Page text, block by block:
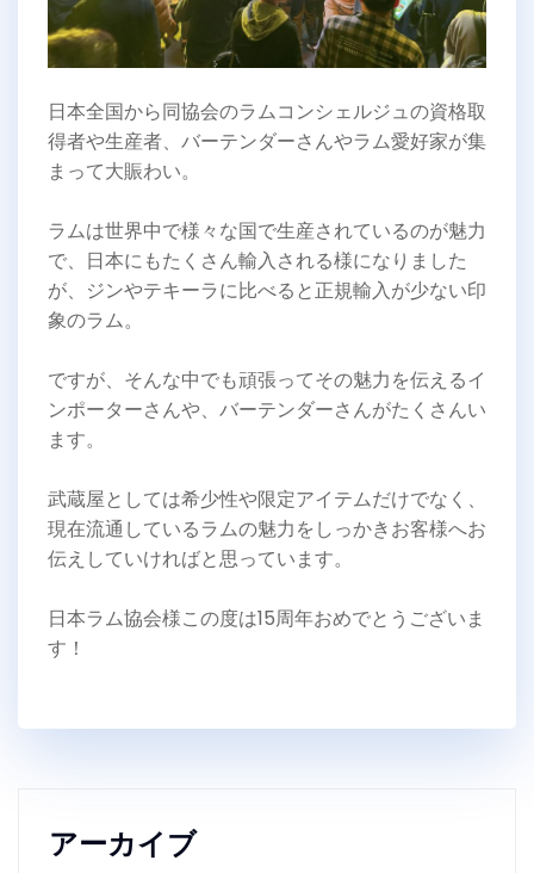
日本全国から同協会のラムコンシェルジュの資格取
得者や生産者、バーテンダーさんやラム愛好家が集
まって大賑わい。
ラムは世界中で様々な国で生産されているのが魅力
で、日本にもたくさん輸入される様になりました
が、ジンやテキーラに比べると正規輸入が少ない印
象のラム。
ですが、そんな中でも頑張ってその魅力を伝えるイ
ンポーターさんや、バーテンダーさんがたくさんい
ます。
武蔵屋としては希少性や限定アイテムだけでなく、
現在流通しているラムの魅力をしっかきお客様へお
伝えしていければと思っています。
日本ラム協会様この度は15周年おめでとうございま
す！
アーカイブ